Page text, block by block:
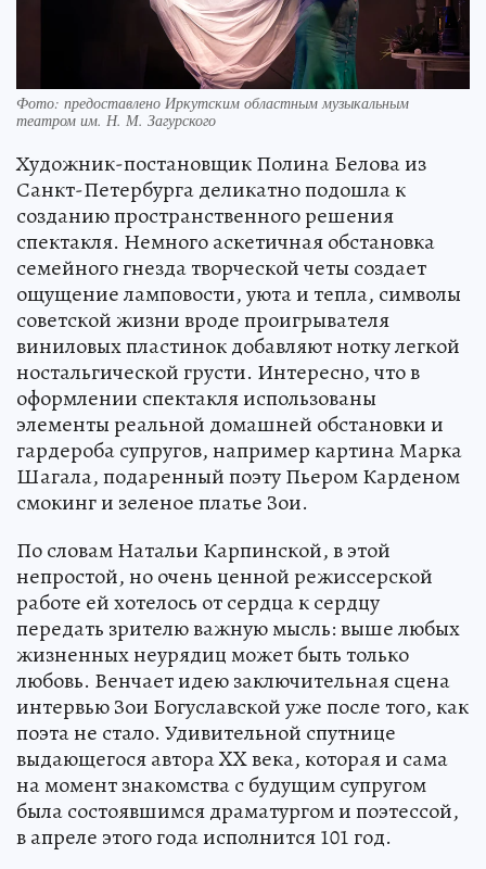
Фото: предоставлено Иркутским областным музыкальным
театром им. Н. М. Загурского
Художник-постановщик Полина Белова из
Санкт-Петербурга деликатно подошла к
созданию пространственного решения
спектакля. Немного аскетичная обстановка
семейного гнезда творческой четы создает
ощущение ламповости, уюта и тепла, символы
советской жизни вроде проигрывателя
виниловых пластинок добавляют нотку легкой
ностальгической грусти. Интересно, что в
оформлении спектакля использованы
элементы реальной домашней обстановки и
гардероба супругов, например картина Марка
Шагала, подаренный поэту Пьером Карденом
смокинг и зеленое платье Зои.
По словам Натальи Карпинской, в этой
непростой, но очень ценной режиссерской
работе ей хотелось от сердца к сердцу
передать зрителю важную мысль: выше любых
жизненных неурядиц может быть только
любовь. Венчает идею заключительная сцена
интервью Зои Богуславской уже после того, как
поэта не стало. Удивительной спутнице
выдающегося автора XX века, которая и сама
на момент знакомства с будущим супругом
была состоявшимся драматургом и поэтессой,
в апреле этого года исполнится 101 год.